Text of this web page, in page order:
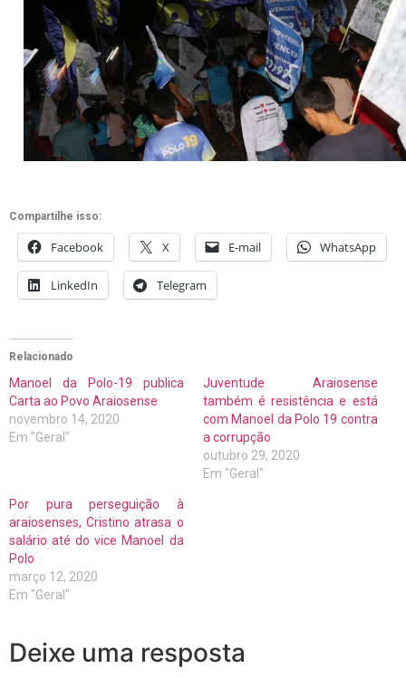
Compartilhe isso:
Facebook X E-mail WhatsApp
LinkedIn Telegram
Relacionado
Manoel da Polo-19 publica
Carta ao Povo Araiosense
novembro 14, 2020
Em "Geral"
Juventude Araiosense
também é resistência e está
com Manoel da Polo 19 contra
a corrupção
outubro 29, 2020
Em "Geral"
Por pura perseguição à
araiosenses, Cristino atrasa o
salário até do vice Manoel da
Polo
março 12, 2020
Em "Geral"
Deixe uma resposta